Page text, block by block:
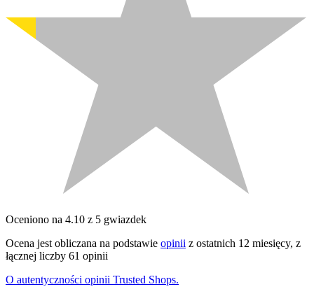
Oceniono na 4.10 z 5 gwiazdek
Ocena jest obliczana na podstawie opinii z ostatnich 12 miesięcy, z
łącznej liczby 61 opinii
O autentyczności opinii Trusted Shops.